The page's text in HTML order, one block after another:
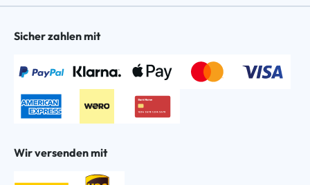
Sicher zahlen mit
Wir versenden mit